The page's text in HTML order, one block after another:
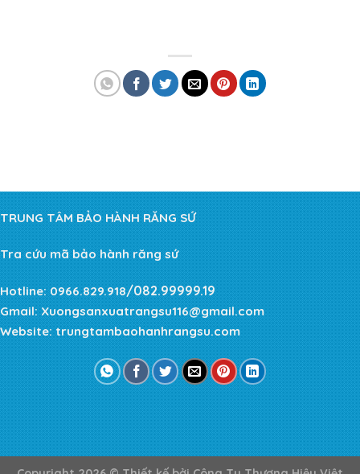
TRUNG TÂM BẢO HÀNH RĂNG SỨ
Tra cứu mã bảo hành răng sứ
Hotline: 0966.829.918/082.99999.19
Gmail: Xuongsanxuatrangsu116@gmail.com
Website: trungtambaohanhrangsu.com